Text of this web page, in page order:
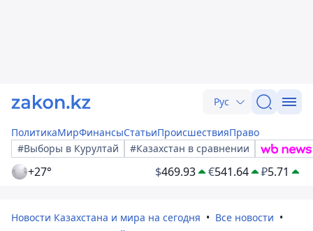
Рус
ПолитикаМирФинансыСтатьиПроисшествияПраво
#Выборы в Курултай
#Казахстан в сравнении
+27° $469.93 €541.64 ₽5.71
Новости Казахстана и мира на сегодня
Все новости